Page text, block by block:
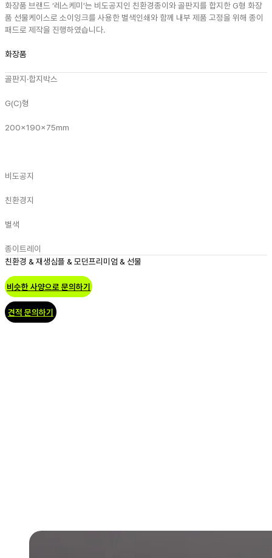
화장품 브랜드 ‘레스케미’는 비도공지인 친환경종이와 골판지를 합지한 G형 화장
품 선물케이스로 소이잉크를 사용한 별색인쇄와 함께 내부 제품 고정을 위해 종이
패드로 제작을 진행하였습니다.
화장품
골판지·합지박스
G(C)형
200x190x75mm
비도공지
친환경지
별색
종이트레이
친환경 & 재생심플 & 모던프리미엄 & 선물
비슷한 사양으로 문의하기
견적 문의하기